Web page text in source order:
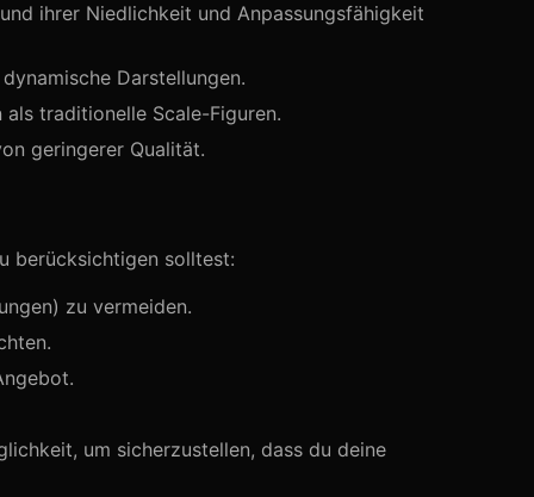
ihrer Niedlichkeit und Anpassungsfähigkeit
Darstellungen.
traditionelle Scale-Figuren.
geringerer Qualität.
berücksichtigen solltest:
zu vermeiden.
um sicherzustellen, dass du deine